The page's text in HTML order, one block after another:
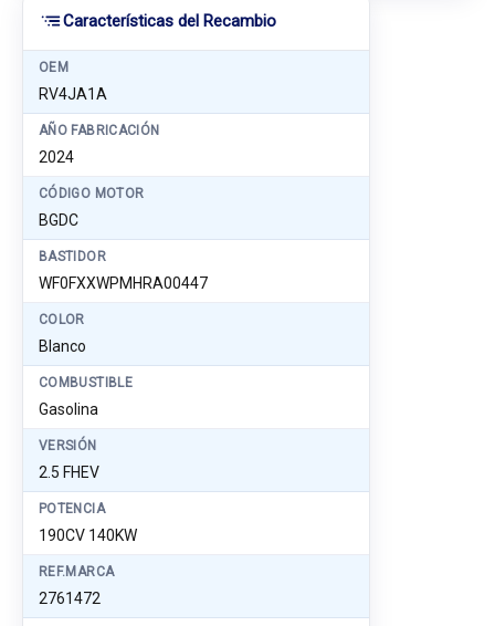
Características del Recambio
OEM
RV4JA1A
AÑO FABRICACIÓN
2024
CÓDIGO MOTOR
BGDC
BASTIDOR
WF0FXXWPMHRA00447
COLOR
Blanco
COMBUSTIBLE
Gasolina
VERSIÓN
2.5 FHEV
POTENCIA
190CV 140KW
REF.MARCA
2761472